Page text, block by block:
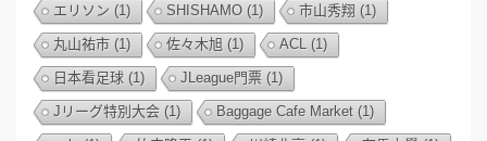
エリソン (1) SHISHAMO (1) 市山秀翔 (1)
丸山祐市 (1) 佐々木旭 (1) ACL (1)
日本看足球 (1) JLeague門票 (1)
Jリーグ特別大会 (1) Baggage Cafe Market (1)